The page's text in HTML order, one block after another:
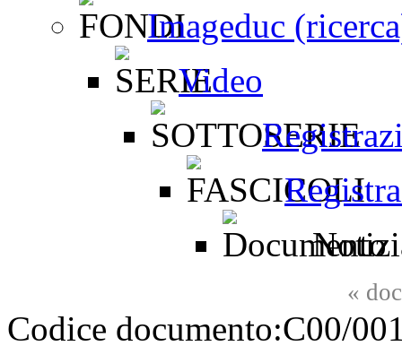
Imageduc
Video
«
Codice documento:C00/